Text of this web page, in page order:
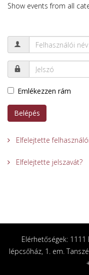
Show events from all
Emlékezzen rám
Belépés
Elfelejtette
Elfelejtette jelszavát?
Elérhetőségek:
lépcsőház, 1. em.